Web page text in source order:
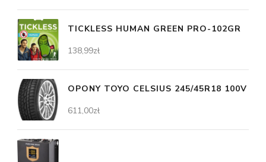
TICKLESS HUMAN GREEN PRO-102GR
138,99zł
OPONY TOYO CELSIUS 245/45R18 100V
611,00zł